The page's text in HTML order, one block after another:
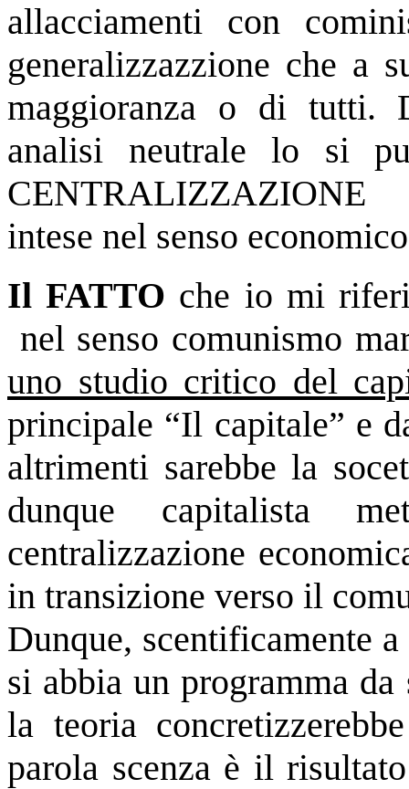
allacciamenti con
generalizzazzione che a
maggioranza o di tutti.
analisi neutrale lo si
intese nel senso
Il FATTO che io mi
nel senso comunismo
uno studio critico del
principale “Il capitale” e
altrimenti sarebbe la
dunque capitalista
centralizzazione
in transizione verso il
Dunque, scentificamente
si abbia un programma
la teoria
parola scenza è il